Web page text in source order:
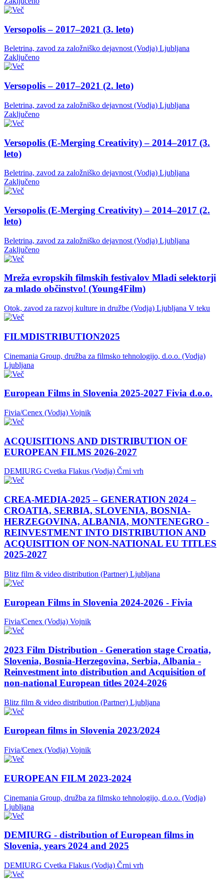
Versopolis – 2017–2021 (3. leto)
Beletrina, zavod za založniško dejavnost (Vodja) Ljubljana
Zaključeno
Versopolis – 2017–2021 (2. leto)
Beletrina, zavod za založniško dejavnost (Vodja) Ljubljana
Zaključeno
Versopolis (E-Merging Creativity) – 2014–2017 (3.
leto)
Beletrina, zavod za založniško dejavnost (Vodja) Ljubljana
Zaključeno
Versopolis (E-Merging Creativity) – 2014–2017 (2.
leto)
Beletrina, zavod za založniško dejavnost (Vodja) Ljubljana
Zaključeno
Mreža evropskih filmskih festivalov Mladi selektorji
za mlado občinstvo! (Young4Film)
Otok, zavod za razvoj kulture in družbe (Vodja) Ljubljana V teku
FILMDISTRIBUTION2025
Cinemania Group, družba za filmsko tehnologijo, d.o.o. (Vodja)
Ljubljana
European Films in Slovenia 2025-2027 Fivia d.o.o.
Fivia/Cenex (Vodja) Vojnik
ACQUISITIONS AND DISTRIBUTION OF
EUROPEAN FILMS 2026-2027
DEMIURG Cvetka Flakus (Vodja) Črni vrh
CREA-MEDIA-2025 – GENERATION 2024 –
CROATIA, SERBIA, SLOVENIA, BOSNIA-
HERZEGOVINA, ALBANIA, MONTENEGRO -
REINVESTMENT INTO DISTRIBUTION AND
ACQUISITION OF NON-NATIONAL EU TITLES
2025-2027
Blitz film & video distribution (Partner) Ljubljana
European Films in Slovenia 2024-2026 - Fivia
Fivia/Cenex (Vodja) Vojnik
2023 Film Distribution - Generation stage Croatia,
Slovenia, Bosnia-Herzegovina, Serbia, Albania -
Reinvestment into distribution and Acquisition of
non-national European titles 2024-2026
Blitz film & video distribution (Partner) Ljubljana
European films in Slovenia 2023/2024
Fivia/Cenex (Vodja) Vojnik
EUROPEAN FILM 2023-2024
Cinemania Group, družba za filmsko tehnologijo, d.o.o. (Vodja)
Ljubljana
DEMIURG - distribution of European films in
Slovenia, years 2024 and 2025
DEMIURG Cvetka Flakus (Vodja) Črni vrh